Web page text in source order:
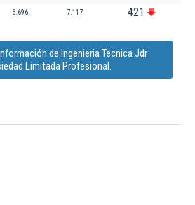
6.696 7.117 421
de Ingenieria Tecnica Jdr
Limitada Profesional.